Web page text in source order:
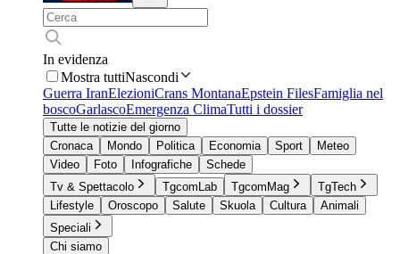
In evidenza
Mostra tuttiNascondi
Guerra IranElezioniCrans MontanaEpstein FilesFamiglia nel
boscoGarlascoEmergenza ClimaTutti i dossier
Tutte le notizie del giorno
Cronaca
Mondo Politica Economia Sport
Meteo
Video
Foto Infografiche
Schede
Tv & Spettacolo
TgcomLab TgcomMag
TgTech
Lifestyle
Oroscopo Salute Skuola Cultura
Animali
Speciali
Chi siamo